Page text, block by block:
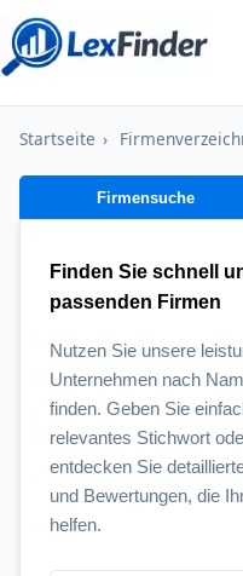
Startseite ›
Firmensuche
Finden Sie schnell
passenden Firmen
Nutzen Sie unsere
Unternehmen nach
finden. Geben Sie
relevantes Stichwort
entdecken Sie
und Bewertungen, die
helfen.